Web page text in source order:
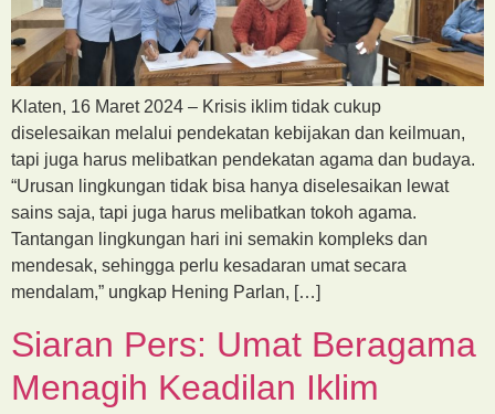
Klaten, 16 Maret 2024 – Krisis iklim tidak cukup
diselesaikan melalui pendekatan kebijakan dan keilmuan,
tapi juga harus melibatkan pendekatan agama dan budaya.
“Urusan lingkungan tidak bisa hanya diselesaikan lewat
sains saja, tapi juga harus melibatkan tokoh agama.
Tantangan lingkungan hari ini semakin kompleks dan
mendesak, sehingga perlu kesadaran umat secara
mendalam,” ungkap Hening Parlan, […]
Siaran Pers: Umat Beragama
Menagih Keadilan Iklim